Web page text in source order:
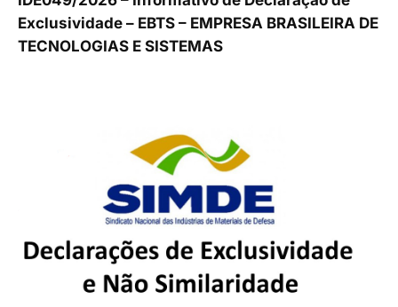
Exclusividade – EBTS – EMPRESA BRASILEIRA DE
TECNOLOGIAS E SISTEMAS